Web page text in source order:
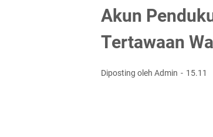
Akun
Tertawaan
Diposting oleh Admin 15.11